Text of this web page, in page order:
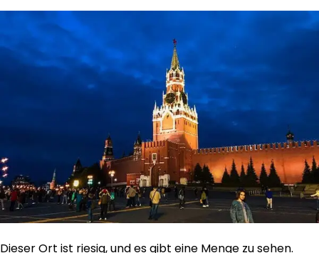
Dieser Ort ist riesig, und es gibt eine Menge zu sehen.